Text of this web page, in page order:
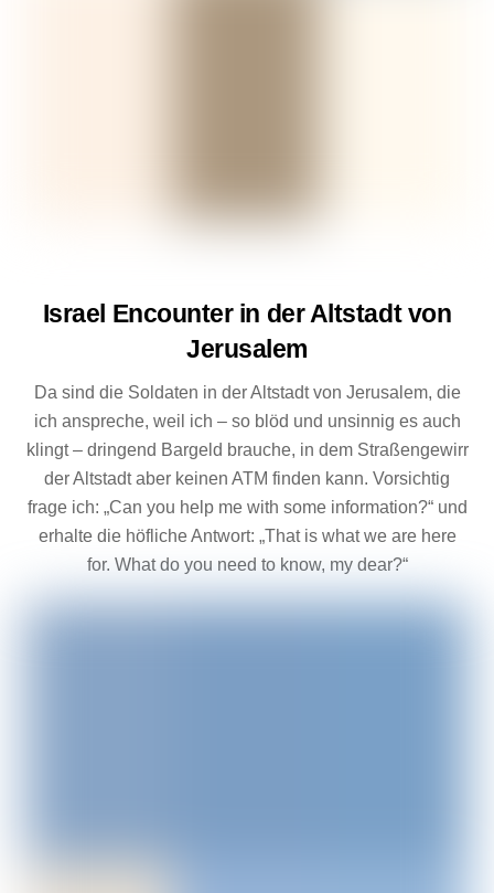
Israel Encounter in der Altstadt von
Jerusalem
Da sind die Soldaten in der Altstadt von Jerusalem, die
ich anspreche, weil ich – so blöd und unsinnig es auch
klingt – dringend Bargeld brauche, in dem Straßengewirr
der Altstadt aber keinen ATM finden kann. Vorsichtig
frage ich: „Can you help me with some information?“ und
erhalte die höfliche Antwort: „That is what we are here
for. What do you need to know, my dear?“